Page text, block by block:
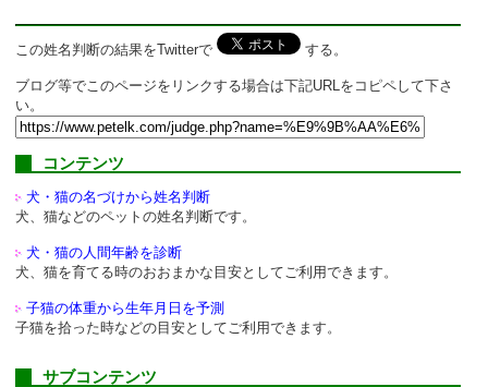
この姓名判断の結果をTwitterで する。
ブログ等でこのページをリンクする場合は下記URLをコピペして下さ
い。
コンテンツ
犬・猫の名づけから姓名判断
犬、猫などのペットの姓名判断です。
犬・猫の人間年齢を診断
犬、猫を育てる時のおおまかな目安としてご利用できます。
子猫の体重から生年月日を予測
子猫を拾った時などの目安としてご利用できます。
サブコンテンツ